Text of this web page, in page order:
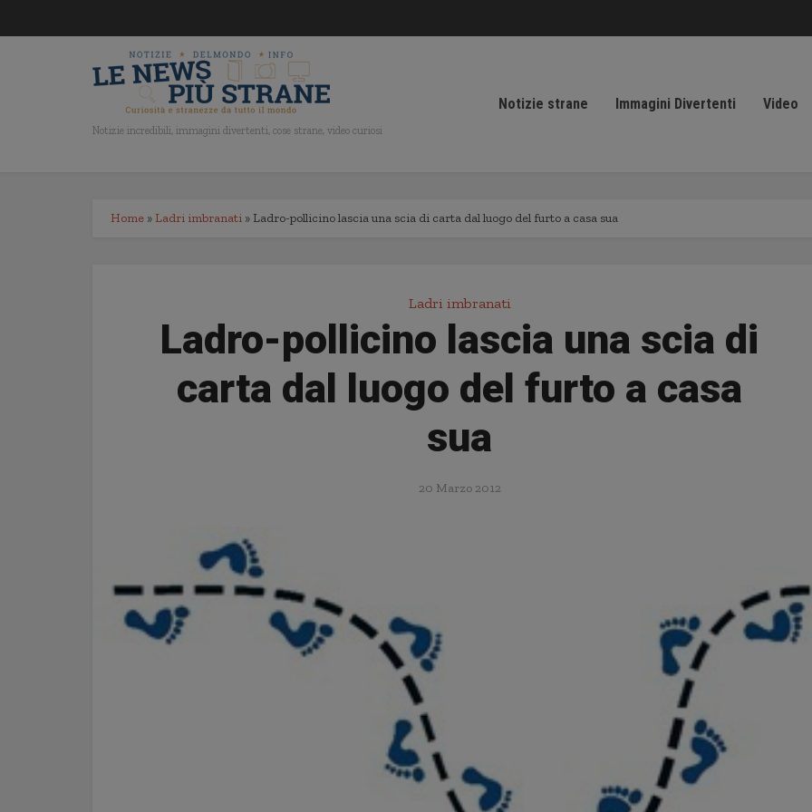
Notizie incredibili, immagini divertenti, cose strane, video curiosi
Notizie strane Immagini Divertenti Video
Home » Ladri imbranati » Ladro-pollicino lascia una scia di carta dal luogo del furto a casa sua
Ladri imbranati
Ladro-pollicino lascia una scia di
carta dal luogo del furto a casa
sua
20 Marzo 2012